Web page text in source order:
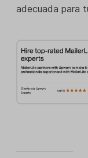
adecuada para